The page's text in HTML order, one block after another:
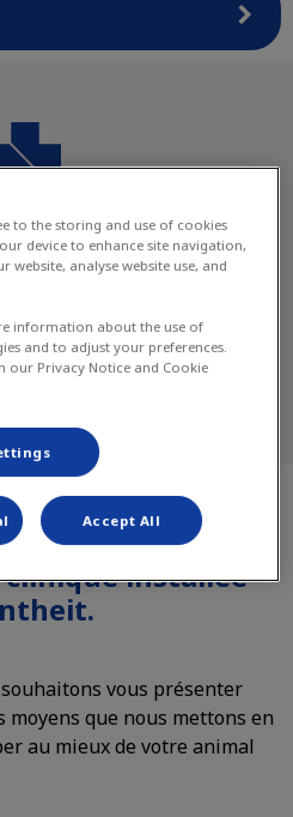
de vous
installée
vous présenter
que nous mettons en
au mieux de votre animal
to the storing and use of cookies
device to enhance site navigation,
analyse website use, and
information about the use of
and to adjust your preferences.
our Privacy Notice and Cookie
Accept All